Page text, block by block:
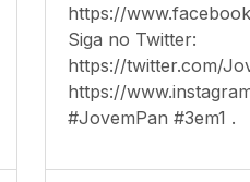
https://
Siga no Twitter:
https://twitter.com/
https://
#JovemPan #3em1 .